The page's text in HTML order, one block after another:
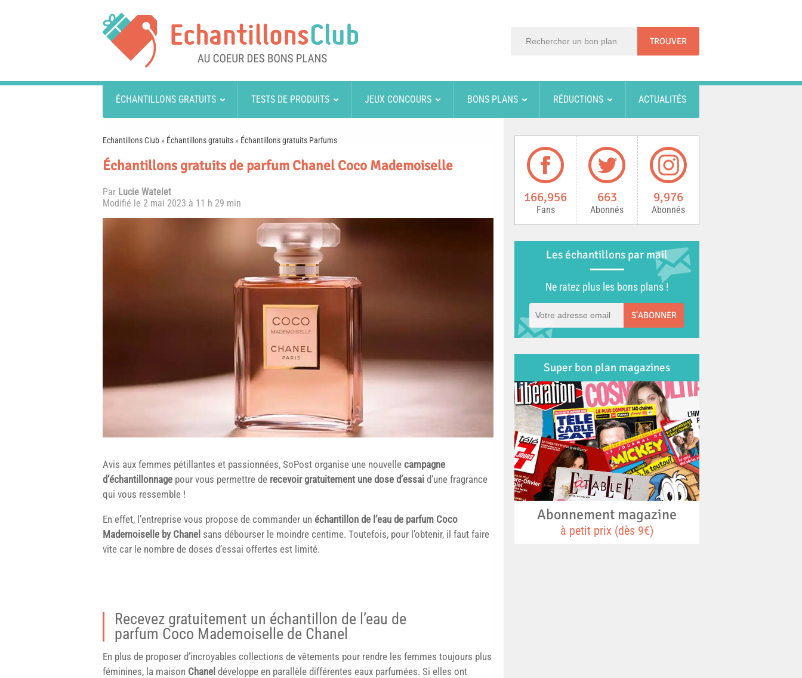
ÉCHANTILLONS GRATUITS TESTS DE PRODUITS JEUX CONCOURS BONS PLANS RÉDUCTIONS ACTUALITÉS
Echantillons Club » Échantillons gratuits » Échantillons gratuits Parfums
Échantillons gratuits de parfum Chanel Coco Mademoiselle
Par Lucie Watelet
Modifié le 2 mai 2023 à 11 h 29 min
Avis aux femmes pétillantes et passionnées, SoPost organise une nouvelle campagne
d’échantillonnage pour vous permettre de recevoir gratuitement une dose d’essai d’une fragrance
qui vous ressemble !
En effet, l’entreprise vous propose de commander un échantillon de l’eau de parfum Coco
Mademoiselle by Chanel sans débourser le moindre centime. Toutefois, pour l’obtenir, il faut faire
vite car le nombre de doses d’essai offertes est limité.
Recevez gratuitement un échantillon de l’eau de
parfum Coco Mademoiselle de Chanel
En plus de proposer d’incroyables collections de vêtements pour rendre les femmes toujours plus
féminines, la maison Chanel développe en parallèle différentes eaux parfumées. Si elles ont
166,956
Fans
663
Abonnés
9,976
Abonnés
Les échantillons par mail
Ne ratez plus les bons plans !
S'ABONNER
Super bon plan magazines
Abonnement magazine
à petit prix (dès 9€)